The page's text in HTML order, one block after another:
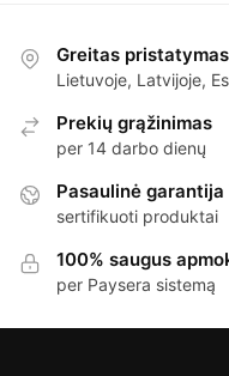
Greitas pristatymas
Lietuvoje, Latvijoje,
Prekių grąžinimas
per 14 darbo dienų
Pasaulinė garantija
sertifikuoti produktai
100% saugus
per Paysera sistemą